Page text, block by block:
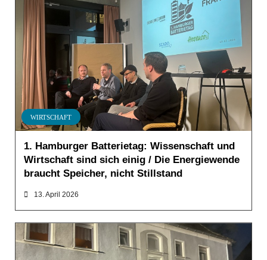
WIRTSCHAFT
1. Hamburger Batterietag: Wissenschaft und
Wirtschaft sind sich einig / Die Energiewende
braucht Speicher, nicht Stillstand
13. April 2026